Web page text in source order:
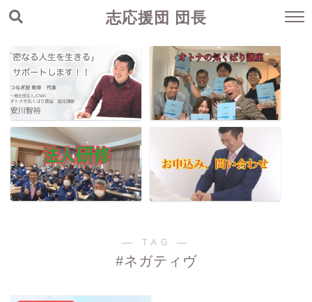
志応援団 団長
― TAG ―
#ネガティヴ